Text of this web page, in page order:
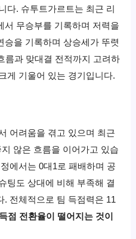
다. 슈투트가르트는 최근 리
서 무승부를 기록하며 저력을
승을 기록하며 상승세가 뚜렷
름과 맞대결 전적까지 고려하
게 기울어 있는 경기입니다.
어려움을 겪고 있으며 최근
않은 흐름을 이어가고 있습
에서는 0대1로 패배하며 공
팅도 상대에 비해 부족해 결
. 전체적으로 팀 득점력은 11
득점 전환율이 떨어지는 것이